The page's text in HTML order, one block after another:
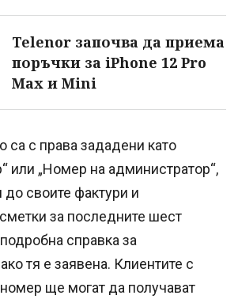
Telenor започва да приема
поръчки за iPhone 12 Pro
Max и Mini
са с права зададени като
или „Номер на администратор“,
своите фактури и
за последните шест
справка за
тя е заявена. Клиентите с
ще могат да получават